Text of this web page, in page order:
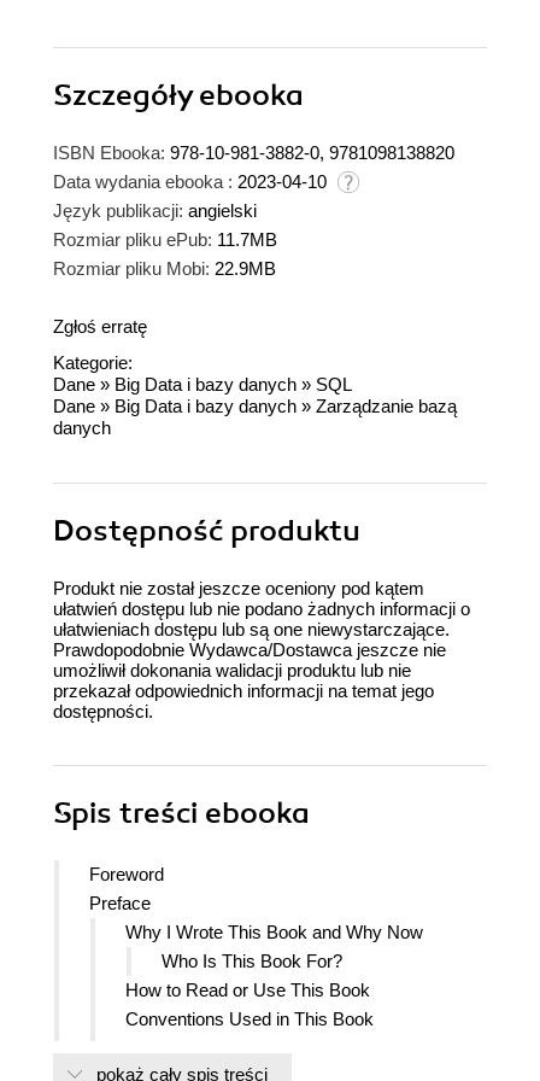
Szczegółyebooka
ISBN Ebooka: 978-10-981-3882-0, 9781098138820
Data wydania ebooka : 2023-04-10
Język publikacji: angielski
Rozmiar pliku ePub: 11.7MB
Rozmiar pliku Mobi: 22.9MB
Zgłoś erratę
Kategorie:
Dane » Big Data i bazy danych » SQL
Dane » Big Data i bazy danych » Zarządzanie bazą
danych
Dostępność produktu
Produkt nie został jeszcze oceniony pod kątem
ułatwień dostępu lub nie podano żadnych informacji o
ułatwieniach dostępu lub są one niewystarczające.
Prawdopodobnie Wydawca/Dostawca jeszcze nie
umożliwił dokonania walidacji produktu lub nie
przekazał odpowiednich informacji na temat jego
dostępności.
Spis treści ebooka
Foreword
Preface
Why I Wrote This Book and Why Now
Who Is This Book For?
How to Read or Use This Book
Conventions Used in This Book
pokaż cały spis treści